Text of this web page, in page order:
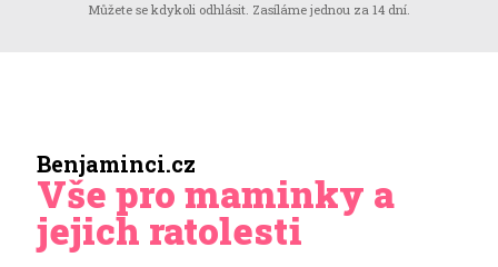
Můžete se kdykoli odhlásit. Zasíláme jednou za 14 dní.
Benjaminci.cz
Vše pro maminky a
jejich ratolesti